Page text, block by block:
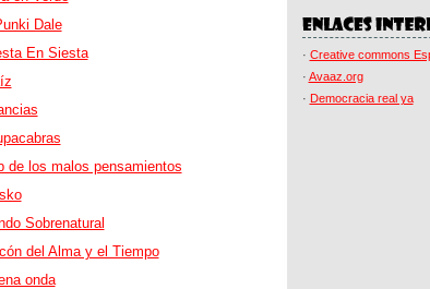
Dale
En Siesta
de los malos pensamientos
Sobrenatural
del Alma y el Tiempo
onda
· Creative commons
· Avaaz.org
· Democracia real ya